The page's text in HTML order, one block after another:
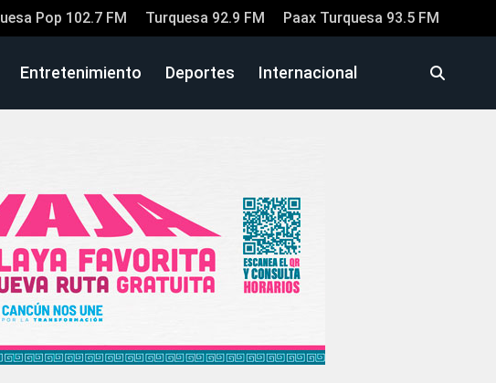
Pop 102.7 FM Turquesa 92.9 FM Paax Turquesa 93.5 FM
Entretenimiento Deportes Internacional